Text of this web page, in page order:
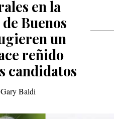
en la
Buenos
un
reñido
candidatos
Gary Baldi